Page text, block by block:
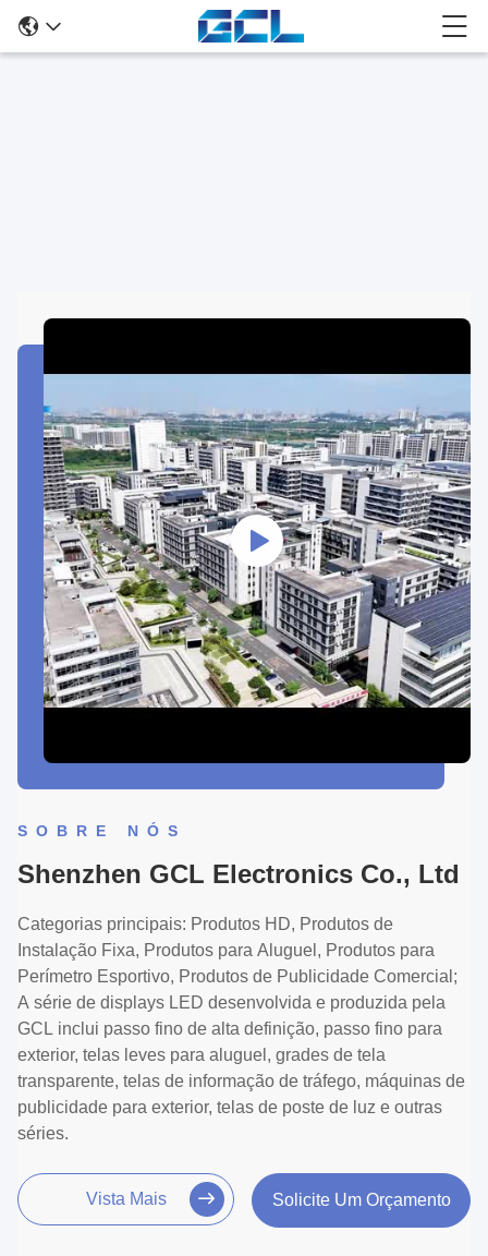
SOBRE NÓS
Shenzhen GCL Electronics Co., Ltd
Categorias principais: Produtos HD, Produtos de
Instalação Fixa, Produtos para Aluguel, Produtos para
Perímetro Esportivo, Produtos de Publicidade Comercial;
A série de displays LED desenvolvida e produzida pela
GCL inclui passo fino de alta definição, passo fino para
exterior, telas leves para aluguel, grades de tela
transparente, telas de informação de tráfego, máquinas de
publicidade para exterior, telas de poste de luz e outras
séries.
Vista Mais Solicite Um Orçamento